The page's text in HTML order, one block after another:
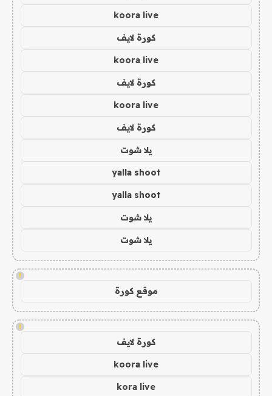
koora live
كورة لايف
koora live
كورة لايف
koora live
كورة لايف
يلا شوت
yalla shoot
yalla shoot
يلا شوت
يلا شوت
!
موقع كورة
!
كورة لايف
koora live
kora live